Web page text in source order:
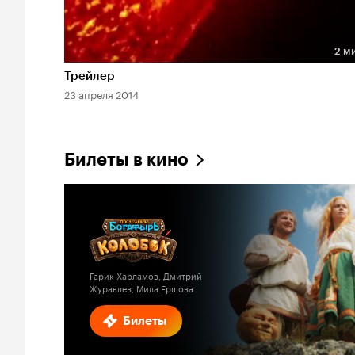
Длительность 2 мин
2
Трейлер
23 апреля 2014
Билеты в кино
Билеты
Гарик Харламов, Дмитрий
Журавлев, Мила Ершова